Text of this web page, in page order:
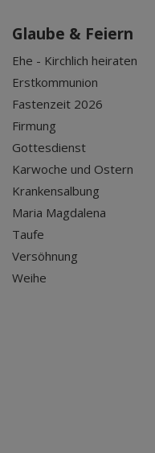
Glaube & Feiern
Ehe - Kirchlich heiraten
Erstkommunion
Fastenzeit 2026
Firmung
Gottesdienst
Karwoche und Ostern
Krankensalbung
Maria Magdalena
Taufe
Versöhnung
Weihe